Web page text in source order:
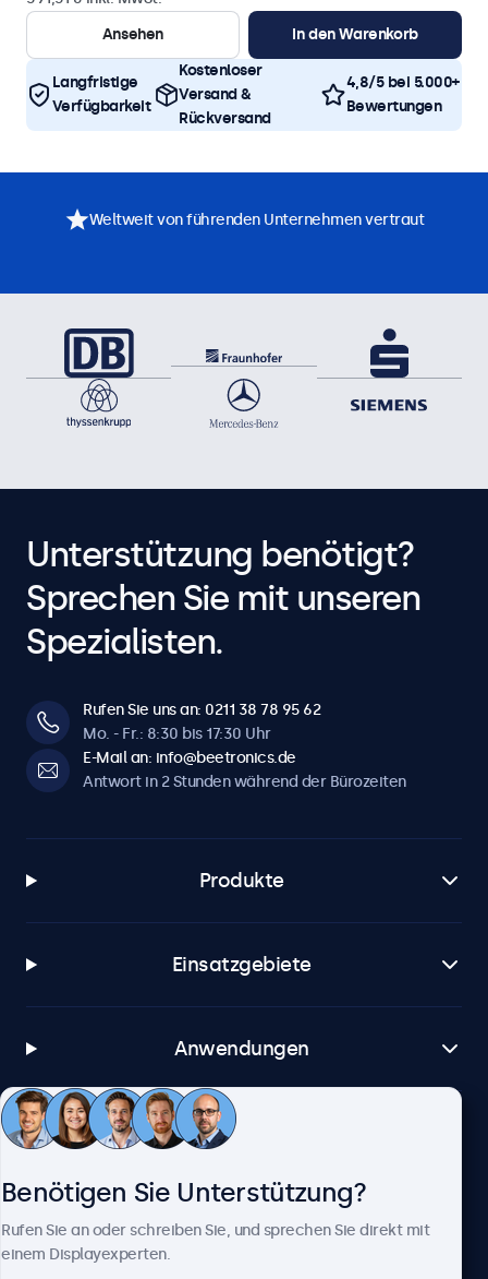
Ansehen
In den Warenkorb
Langfristige
Verfügbarkeit
Kostenloser
Versand &
Rückversand
4,8/5 bei 5.000+
Bewertungen
Weltweit von führenden Unternehmen vertraut
Unterstützung benötigt?
Sprechen Sie mit unseren
Spezialisten.
Rufen Sie uns an: 0211 38 78 95 62
Mo. - Fr.: 8:30 bis 17:30 Uhr
E-Mail an: info@beetronics.de
Antwort in 2 Stunden während der Bürozeiten
Produkte
Einsatzgebiete
Anwendungen
Kundenservice
Benötigen Sie Unterstützung?
Rufen Sie an oder schreiben Sie, und sprechen Sie direkt mit
einem Displayexperten.